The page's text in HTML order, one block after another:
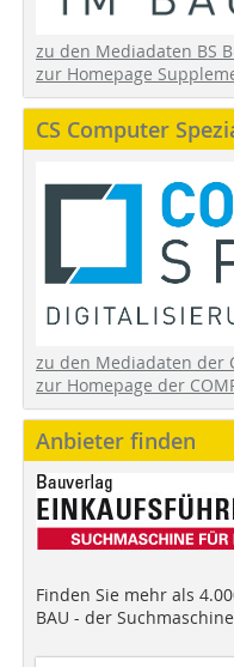
zu den Mediadaten BS
zur Homepage
CS Computer
zu den Mediadaten der
zur Homepage der
Anbieter finden
Finden Sie mehr als
BAU - der